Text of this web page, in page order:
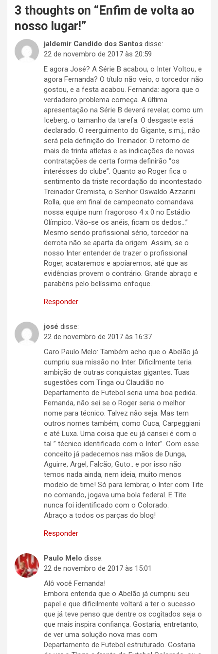
3 thoughts on “ Enfim de volta ao
nosso lugar!”
jaldemir Candido dos Santos disse:
22 de novembro de 2017 às 20:59
E agora José? A Série B acabou, o Inter Voltou, e
agora Fernanda? O título não veio, o torcedor não
gostou, e a festa acabou. Fernanda: agora que o
verdadeiro problema começa. A última
apresentação na Série B deverá revelar, como um
Iceberg, o tamanho da tarefa. O desgaste está
declarado. O reerguimento do Gigante, s.m.j., não
será pela definição do Treinador. O retorno de
mais de trinta atletas e as indicações de novas
contratações de certa forma definirão “os
interésses do clube”. Quanto ao Roger fica o
sentimento da triste recordação do incontestado
Treinador Gremista, o Senhor Oswaldo Azzarini
Rolla, que em final de campeonato comandava
nossa equipe num fragoroso 4 x 0 no Estádio
Olímpico. Vão-se os anéis, ficam os dedos…”
Mesmo sendo profissional sério, torcedor na
derrota não se aparta da origem. Assim, se o
nosso Inter entender de trazer o profissional
Roger, acataremos e apoiaremos, até que as
evidências provem o contrário. Grande abraço e
parabéns pelo belíssimo enfoque.
Responder
josé disse:
22 de novembro de 2017 às 16:37
Caro Paulo Melo: Também acho que o Abelão já
cumpriu sua missão no Inter. Dificilmente teria
ambição de outras conquistas gigantes. Tuas
sugestões com Tinga ou Claudião no
Departamento de Futebol seria uma boa pedida.
Fernanda, não sei se o Roger seria o melhor
nome para técnico. Talvez não seja. Mas tem
outros nomes também, como Cuca, Carpeggiani
e até Luxa. Uma coisa que eu já cansei é com o
tal ” técnico identificado com o Inter”. Com esse
conceito já padecemos nas mãos de Dunga,
Aguirre, Argel, Falcão, Guto.. e por isso não
temos nada ainda, nem ideia, muito menos
modelo de time! Só para lembrar, o Inter com Tite
no comando, jogava uma bola federal. E Tite
nunca foi identificado com o Colorado.
Abraço a todos os parças do blog!
Responder
Paulo Melo disse:
22 de novembro de 2017 às 15:01
Alô você Fernanda!
Embora entenda que o Abelão já cumpriu seu
papel e que dificilmente voltará a ter o sucesso
que já teve penso que dentre os cogitados seja o
que mais inspira confiança. Gostaria, entretanto,
de ver uma solução nova mas com
Departamento de Futebol estruturado. Gostaria